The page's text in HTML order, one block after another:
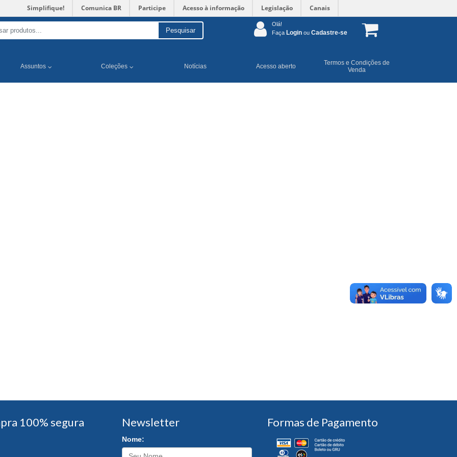
Simplifique! Comunica BR Participe Acesso à informação Legislação Canais
Pesquisar
Olá!
Faça Login ou Cadastre-se
Assuntos Coleções Notícias Acesso aberto
Termos e Condições de
Venda
100% segura Newsletter
Nome:
Formas de Pagamento